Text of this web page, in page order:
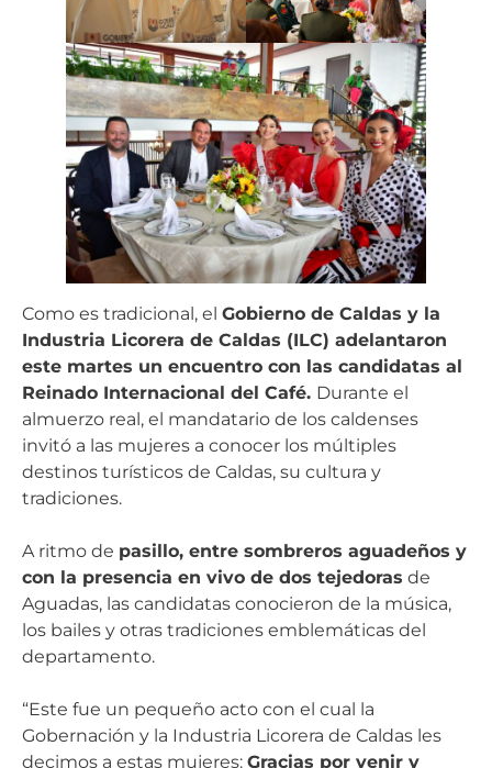
Como es tradicional, el Gobierno de Caldas y la
Industria Licorera de Caldas (ILC) adelantaron
este martes un encuentro con las candidatas al
Reinado Internacional del Café. Durante el
almuerzo real, el mandatario de los caldenses
invitó a las mujeres a conocer los múltiples
destinos turísticos de Caldas, su cultura y
tradiciones.
A ritmo de pasillo, entre sombreros aguadeños y
con la presencia en vivo de dos tejedoras de
Aguadas, las candidatas conocieron de la música,
los bailes y otras tradiciones emblemáticas del
departamento.
“Este fue un pequeño acto con el cual la
Gobernación y la Industria Licorera de Caldas les
decimos a estas mujeres: Gracias por venir y